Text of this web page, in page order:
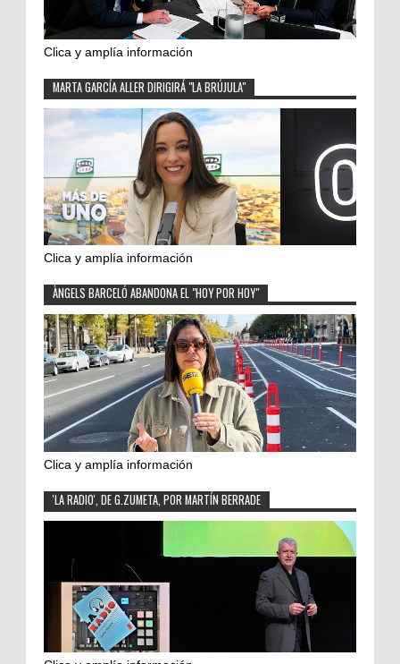
Clica y amplía información
MARTA GARCÍA ALLER DIRIGIRÁ "LA BRÚJULA"
Clica y amplía información
ÀNGELS BARCELÓ ABANDONA EL "HOY POR HOY"
Clica y amplía información
'LA RADIO', DE G.ZUMETA, POR MARTÍN BERRADE